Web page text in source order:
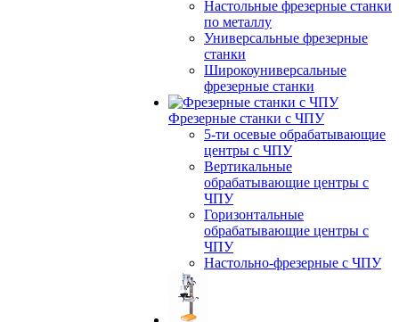
Настольные фрезерные станки
по металлу
Универсальные фрезерные
станки
Широкоуниверсальные
фрезерные станки
Фрезерные станки с ЧПУ
5-ти осевые обрабатывающие
центры с ЧПУ
Вертикальные
обрабатывающие центры с
ЧПУ
Горизонтальные
обрабатывающие центры с
ЧПУ
Настольно-фрезерные с ЧПУ